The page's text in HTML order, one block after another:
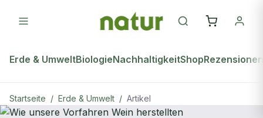
Erde & UmweltBiologieNachhaltigkeitShopRezensionen
Startseite / Erde & Umwelt / Artikel